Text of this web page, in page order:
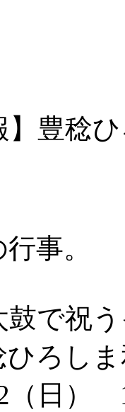
】豊稔
事。
で祝
ろし
（日）